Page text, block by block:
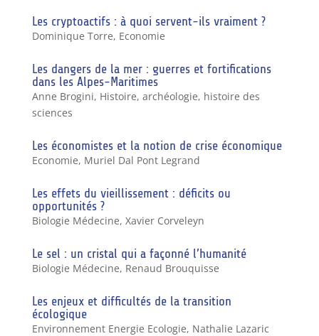
Les cryptoactifs : à quoi servent-ils vraiment ?
Dominique Torre, Economie
Les dangers de la mer : guerres et fortifications
dans les Alpes-Maritimes
Anne Brogini, Histoire, archéologie, histoire des
sciences
Les économistes et la notion de crise économique
Economie, Muriel Dal Pont Legrand
Les effets du vieillissement : déficits ou
opportunités ?
Biologie Médecine, Xavier Corveleyn
Le sel : un cristal qui a façonné l’humanité
Biologie Médecine, Renaud Brouquisse
Les enjeux et difficultés de la transition
écologique
Environnement Energie Ecologie, Nathalie Lazaric